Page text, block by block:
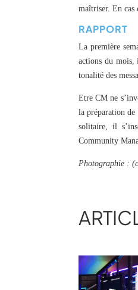
maîtriser. En cas
RAPPORT
La première
actions du mois,
tonalité des
Etre CM ne
la préparation de
solitaire, il
Community
Photographie :